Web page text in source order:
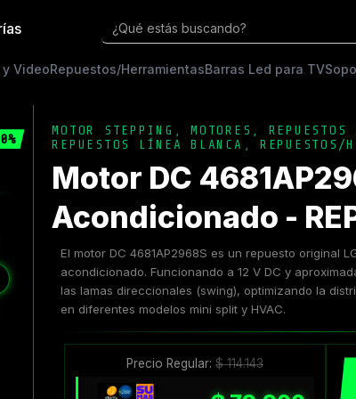
¿Qué estás buscando?
VideoRepuestos/HerramientasBarras Led para TV
MOTOR STEPPING ,MOTORES
REPUESTOS LÍNEA BLANCA
REPUESTOS/
Motor DC
Acondicionado -
El motor DC 4681AP2968S es un repuesto original
acondicionado. Funcionando a 12 V DC y
las lamas direccionales (swing), optimizando la
en diferentes modelos mini split y HVAC.
Precio Regular:$114.143